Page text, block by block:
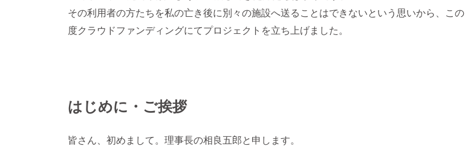
その利用者の方たちを私の亡き後に別々の施設へ送ることはできないという思いから、この
度クラウドファンディングにてプロジェクトを立ち上げました。
はじめに・ご挨拶
皆さん、初めまして。理事長の相良五郎と申します。